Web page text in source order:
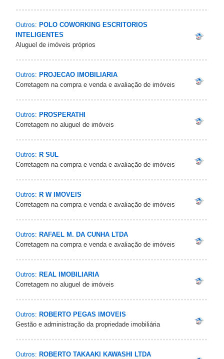
Outros: POLO COWORKING ESCRITORIOS
INTELIGENTES
Aluguel de imóveis próprios
Outros: PROJECAO IMOBILIARIA
Corretagem na compra e venda e avaliação de imóveis
Outros: PROSPERATHI
Corretagem no aluguel de imóveis
Outros: R SUL
Corretagem na compra e venda e avaliação de imóveis
Outros: R W IMOVEIS
Corretagem na compra e venda e avaliação de imóveis
Outros: RAFAEL M. DA CUNHA LTDA
Corretagem na compra e venda e avaliação de imóveis
Outros: REAL IMOBILIARIA
Corretagem no aluguel de imóveis
Outros: ROBERTO PEGAS IMOVEIS
Gestão e administração da propriedade imobiliária
Outros: ROBERTO TAKAAKI KAWASHI LTDA